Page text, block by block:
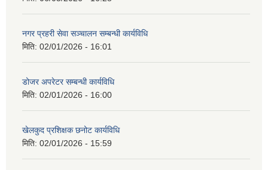
नगर प्रहरी सेवा सञ्चालन सम्बन्धी कार्यविधि
मिति: 02/01/2026 - 16:01
डोजर अपरेटर सम्बन्धी कार्यविधि
मिति: 02/01/2026 - 16:00
खेलकुद प्रशिक्षक छनोट कार्यविधि
मिति: 02/01/2026 - 15:59